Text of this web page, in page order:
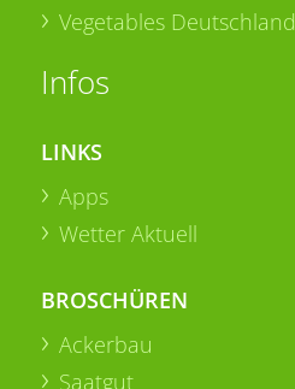
Vegetables Deutschland
Infos
LINKS
Apps
Wetter Aktuell
BROSCHÜREN
Ackerbau
Saatgut